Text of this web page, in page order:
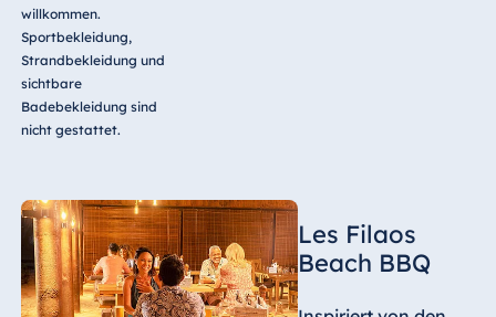
willkommen.
Sportbekleidung,
Strandbekleidung und
sichtbare
Badebekleidung sind
nicht gestattet.
Les Filaos
Beach BBQ